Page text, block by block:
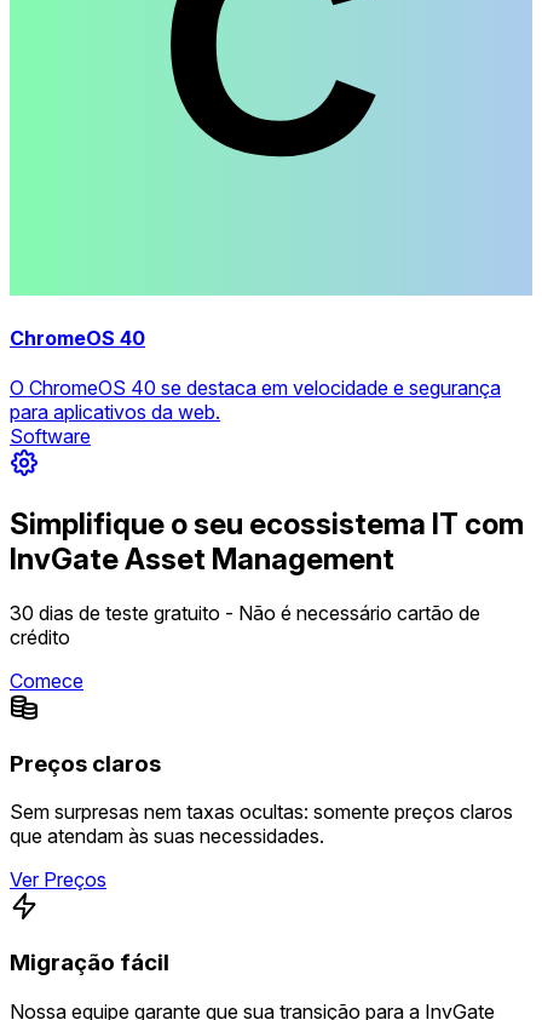
ChromeOS 40
O ChromeOS 40 se destaca em velocidade e segurança
para aplicativos da web.
Software
Simplifique o seu ecossistema IT com
InvGate Asset Management
30 dias de teste gratuito - Não é necessário cartão de
crédito
Comece
Preços claros
Sem surpresas nem taxas ocultas: somente preços claros
que atendam às suas necessidades.
Ver Preços
Migração fácil
Nossa equipe garante que sua transição para a InvGate